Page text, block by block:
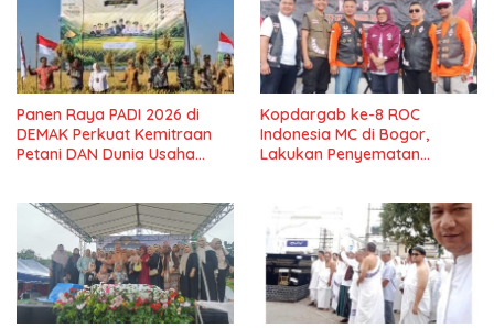
Panen Raya PADI 2026 di
DEMAK Perkuat Kemitraan
Petani DAN Dunia Usaha
Kopdargab ke-8 ROC
Indonesia MC di Bogor,
Lakukan Penyematan